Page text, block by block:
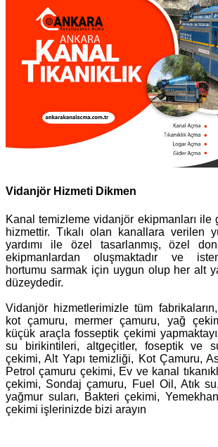
Vidanjör Hizmeti Dikmen
Kanal temizleme vidanjör ekipmanları ile
hizmettir. Tıkalı olan kanallara verilen
yardımı ile özel tasarlanmış, özel
ekipmanlardan oluşmaktadır ve
hortumu sarmak için uygun olup her alt
düzeydedir.
Vidanjör hizmetlerimizle tüm
kot çamuru, mermer çamuru, yağ
küçük araçla fosseptik çekimi
su birikintileri, altgeçitler, foseptik ve
çekimi, Alt Yapı temizliği, Kot Çamuru,
Petrol çamuru çekimi, Ev ve kanal
çekimi, Sondaj çamuru, Fuel Oil, Atık
yağmur suları, Bakteri çekimi,
çekimi işlerinizde bizi arayın